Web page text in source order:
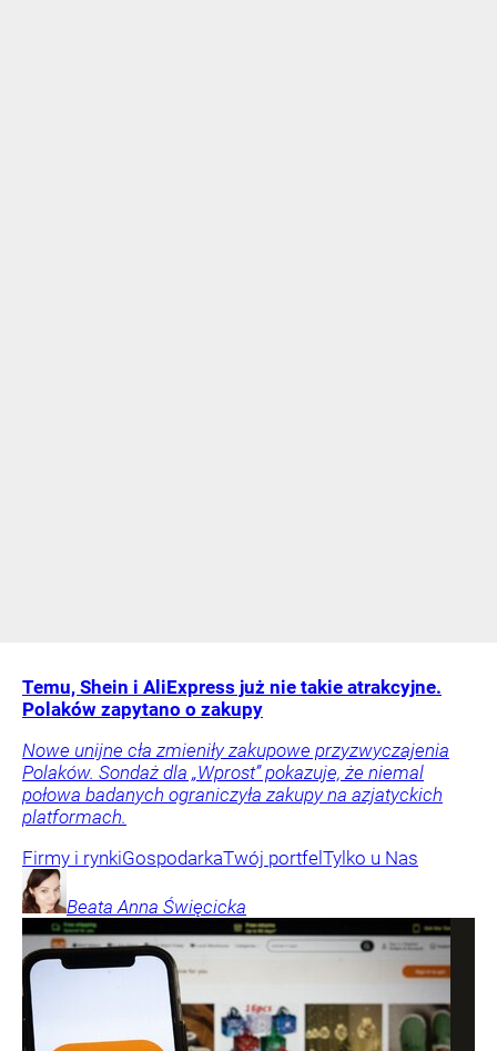
Temu, Shein i AliExpress już nie takie atrakcyjne.
Polaków zapytano o zakupy
Nowe unijne cła zmieniły zakupowe przyzwyczajenia
Polaków. Sondaż dla „Wprost” pokazuje, że niemal
połowa badanych ograniczyła zakupy na azjatyckich
platformach.
Firmy i rynkiGospodarkaTwój portfelTylko u Nas
Beata Anna Święcicka